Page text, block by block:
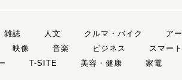
雑誌 人文 クルマ・バイク ア
映像 音楽 ビジネス スマー
T-SITE 美容・健康 家電